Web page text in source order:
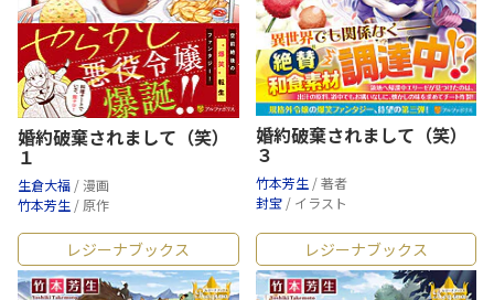
婚約破棄されまして（笑）
１
生倉大福 / 漫画
竹本芳生 / 原作
婚約破棄されまして（笑）
３
竹本芳生 / 著者
封宝 / イラスト
レジーナブックス レジーナブックス